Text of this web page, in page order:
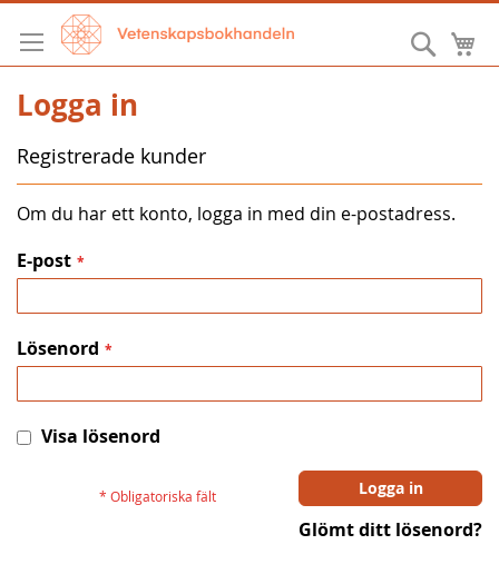
Hoppa
till
innehållet
Sök
Logga in
Registrerade kunder
Om du har ett konto, logga in med din e-postadress.
E-post
Lösenord
Visa lösenord
Logga in
Glömt ditt lösenord?